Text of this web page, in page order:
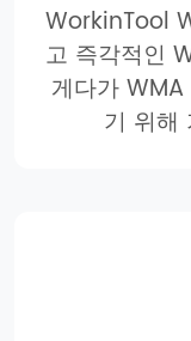
WorkinTool
고 즉각적인
게다가
기 위해